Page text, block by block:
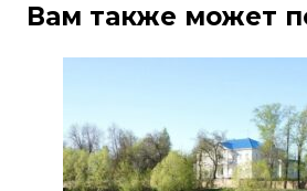
Вам также может